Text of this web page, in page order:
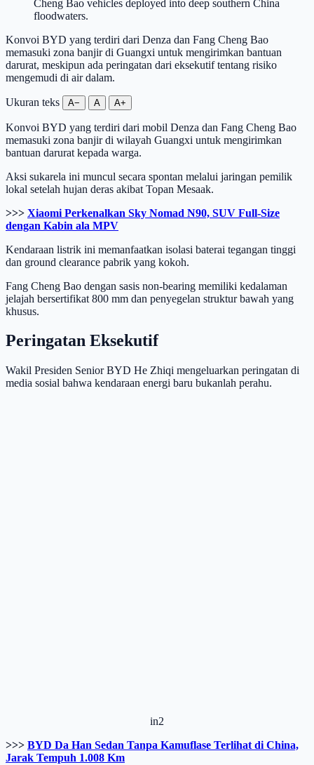
Cheng Bao vehicles deployed into deep southern China
floodwaters.
Konvoi BYD yang terdiri dari Denza dan Fang Cheng Bao
memasuki zona banjir di Guangxi untuk mengirimkan bantuan
darurat, meskipun ada peringatan dari eksekutif tentang risiko
mengemudi di air dalam.
Ukuran teks A− A A+
Konvoi BYD yang terdiri dari mobil Denza dan Fang Cheng Bao
memasuki zona banjir di wilayah Guangxi untuk mengirimkan
bantuan darurat kepada warga.
Aksi sukarela ini muncul secara spontan melalui jaringan pemilik
lokal setelah hujan deras akibat Topan Mesaak.
>>> Xiaomi Perkenalkan Sky Nomad N90, SUV Full-Size
dengan Kabin ala MPV
Kendaraan listrik ini memanfaatkan isolasi baterai tegangan tinggi
dan ground clearance pabrik yang kokoh.
Fang Cheng Bao dengan sasis non-bearing memiliki kedalaman
jelajah bersertifikat 800 mm dan penyegelan struktur bawah yang
khusus.
Peringatan Eksekutif
Wakil Presiden Senior BYD He Zhiqi mengeluarkan peringatan di
media sosial bahwa kendaraan energi baru bukanlah perahu.
in2
>>> BYD Da Han Sedan Tanpa Kamuflase Terlihat di China,
Jarak Tempuh 1.008 Km